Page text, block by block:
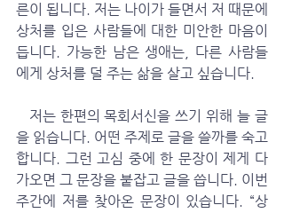
른이 됩니다. 저는 나이가 들면서 저 때문에
상처를 입은 사람들에 대한 미안한 마음이
듭니다. 가능한 남은 생애는, 다른 사람들
에게 상처를 덜 주는 삶을 살고 싶습니다.
을 읽습니다. 어떤 주제로 글을 쓸까를 숙고
합니다. 그런 고심 중에 한 문장이 제게 다
가오면 그 문장을 붙잡고 글을 씁니다. 이번
주간에 저를 찾아온 문장이 있습니다. “상